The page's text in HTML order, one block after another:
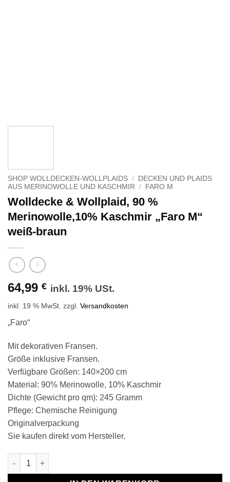
SHOP WOLLDECKEN-WOLLPLAIDS / DECKEN UND PLAIDS
AUS MERINOWOLLE UND KASCHMIR
/ FARO M
Wolldecke & Wollplaid, 90 %
Merinowolle,10% Kaschmir „Faro M“
weiß-braun
64,99 € inkl. 19% USt.
inkl. 19 % MwSt. zzgl. Versandkosten
„Faro“
Mit dekorativen Fransen.
Größe inklusive Fransen.
Verfügbare Größen: 140×200 cm
Material: 90% Merinowolle, 10% Kaschmir
Dichte (Gewicht pro qm): 245 Gramm
Pflege: Chemische Reinigung
Originalverpackung
Sie kaufen direkt vom Hersteller.
Wolldecke & Wollplaid, 90 % Merinowolle,10% Kaschmir "Faro